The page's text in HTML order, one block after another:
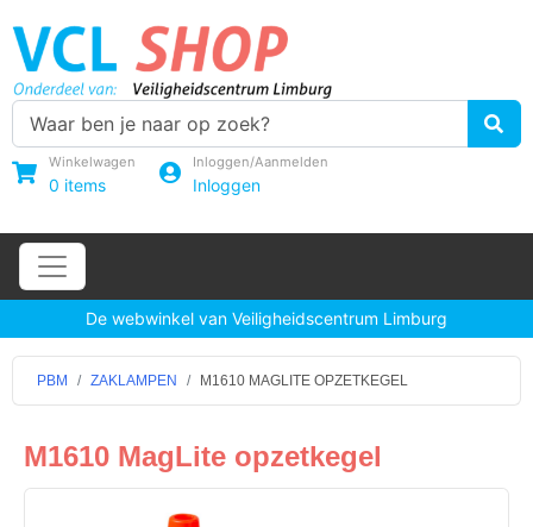
Winkelwagen
0 items
Inloggen/Aanmelden
Inloggen
De webwinkel van Veiligheidscentrum Limburg
PBM ZAKLAMPEN M1610 MAGLITE OPZETKEGEL
M1610 MagLite opzetkegel